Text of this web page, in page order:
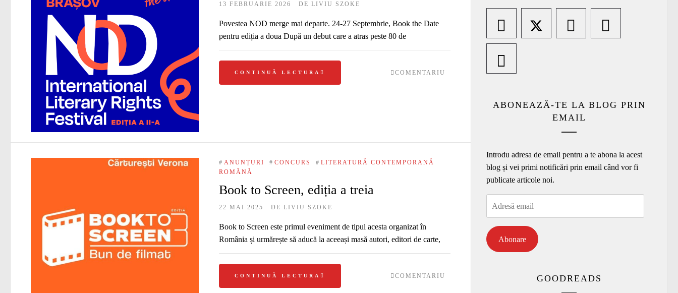
13 FEBRUARIE 2026 DE LIVIU SZOKE
Povestea NOD merge mai departe. 24-27 Septembrie, Book the Date
pentru ediția a doua După un debut care a atras peste 80 de
CONTINUĂ LECTURA COMENTARIU
# ANUNȚURI # CONCURS # LITERATURĂ CONTEMPORANĂ
ROMÂNĂ
Book to Screen, ediția a treia
22 MAI 2025 DE LIVIU SZOKE
Book to Screen este primul eveniment de tipul acesta organizat în
România și urmărește să aducă la aceeași masă autori, editori de carte,
CONTINUĂ LECTURA COMENTARIU
ABONEAZĂ-TE LA BLOG PRIN
EMAIL
Introdu adresa de email pentru a te abona la acest
blog și vei primi notificări prin email când vor fi
publicate articole noi.
Abonare
GOODREADS